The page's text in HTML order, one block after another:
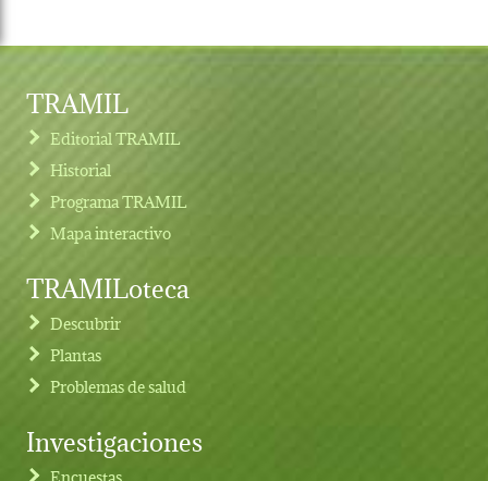
Footer menu
TRAMIL
Editorial TRAMIL
Historial
Programa TRAMIL
Mapa interactivo
TRAMILoteca
Descubrir
Plantas
Problemas de salud
Investigaciones